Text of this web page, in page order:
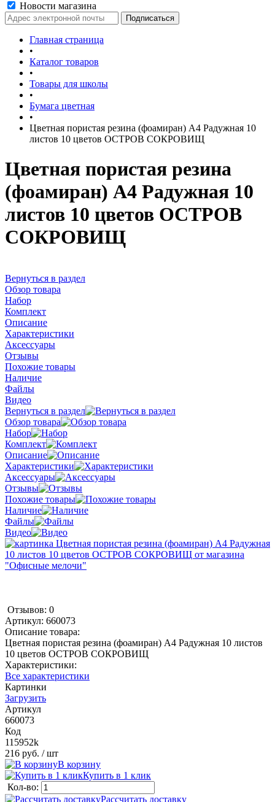
Новости магазина
Главная страница
•
Каталог товаров
•
Товары для школы
•
Бумага цветная
•
Цветная пористая резина (фоамиран) А4 Радужная 10
листов 10 цветов ОСТРОВ СОКРОВИЩ
Цветная пористая резина
(фоамиран) А4 Радужная 10
листов 10 цветов ОСТРОВ
СОКРОВИЩ
Вернуться в раздел
Обзор товара
Набор
Комплект
Описание
Характеристики
Аксессуары
Отзывы
Похожие товары
Наличие
Файлы
Видео
Вернуться в раздел
Обзор товара
Набор
Комплект
Описание
Характеристики
Аксессуары
Отзывы
Похожие товары
Наличие
Файлы
Видео
Отзывов: 0
Артикул: 660073
Описание товара:
Цветная пористая резина (фоамиран) А4 Радужная 10 листов
10 цветов ОСТРОВ СОКРОВИЩ
Характеристики:
Все характеристики
Картинки
Загрузить
Артикул
660073
Код
115952k
216 руб. / шт
В корзину
Купить в 1 клик
Кол-во:
Рассчитать доставку